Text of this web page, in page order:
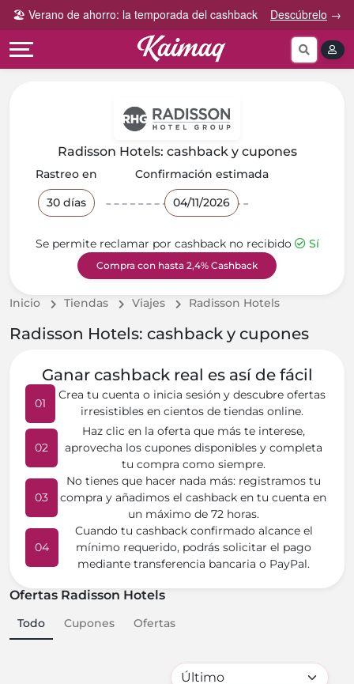
🏖️ Verano de ahorro: la temporada del cashback Descúbrelo →
Categorías
por
categoría
Gana
más
y
Gana
Guía
rápida
funciona
Contáctanos
Radisson Hotels: cashback y cupones
Rastreo en
30 días
Confirmación estimada
04/11/2026
Se permite reclamar por cashback no recibido Sí
Compra con hasta 2,4% Cashback
Inicio Tiendas Viajes Radisson Hotels
Radisson Hotels: cashback y cupones
Ganar cashback real es así de fácil
01
Crea tu cuenta o inicia sesión y descubre ofertas
irresistibles en cientos de tiendas online.
02
Haz clic en la oferta que más te interese,
aprovecha los cupones disponibles y completa
tu compra como siempre.
03
No tienes que hacer nada más: registramos tu
compra y añadimos el cashback en tu cuenta en
un máximo de 72 horas.
04
Cuando tu cashback confirmado alcance el
mínimo requerido, podrás solicitar el pago
mediante transferencia bancaria o PayPal.
Ofertas Radisson Hotels
Todo Cupones Ofertas